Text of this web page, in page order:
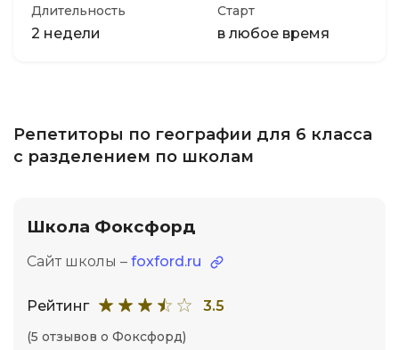
Длительность
2 недели
Старт
в любое время
Репетиторы по географии для 6 класса
с разделением по школам
Школа Фоксфорд
Сайт школы – foxford.ru
Рейтинг 3.5
(5 отзывов о Фоксфорд)